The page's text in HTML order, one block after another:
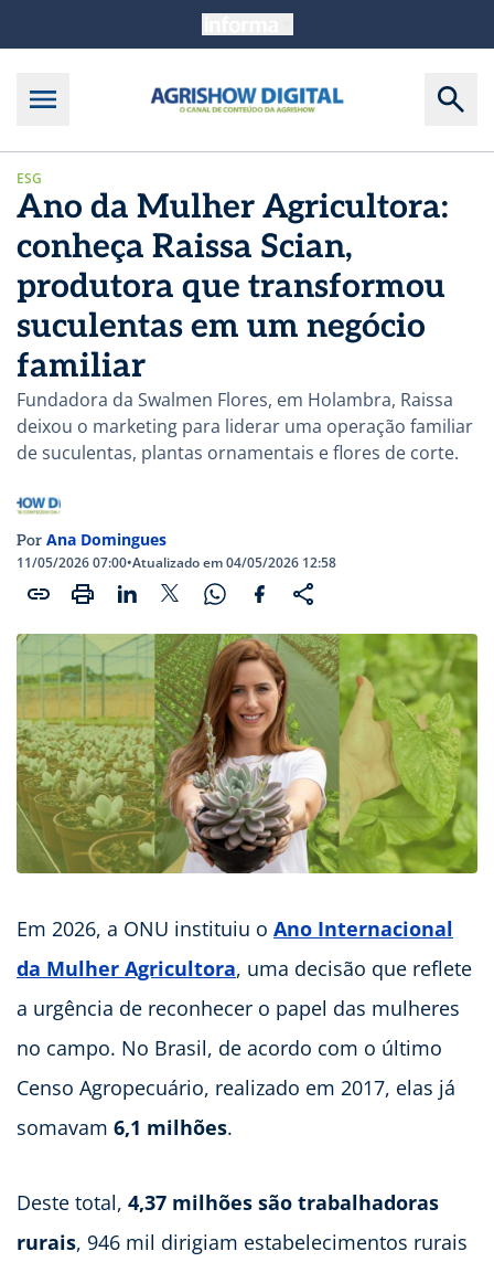
ESG
Ano da Mulher Agricultora:
conheça Raissa Scian,
produtora que transformou
suculentas em um negócio
familiar
Fundadora da Swalmen Flores, em Holambra, Raissa
deixou o marketing para liderar uma operação familiar
de suculentas, plantas ornamentais e flores de corte.
Por Ana Domingues
11/05/2026 07:00•Atualizado em 04/05/2026 12:58
Em 2026, a ONU instituiu o Ano Internacional
da Mulher Agricultora, uma decisão que reflete
a urgência de reconhecer o papel das mulheres
no campo. No Brasil, de acordo com o último
Censo Agropecuário, realizado em 2017, elas já
somavam 6,1 milhões.
Deste total, 4,37 milhões são trabalhadoras
rurais, 946 mil dirigiam estabelecimentos rurais